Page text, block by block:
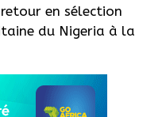
en sélection
du Nigeria à la